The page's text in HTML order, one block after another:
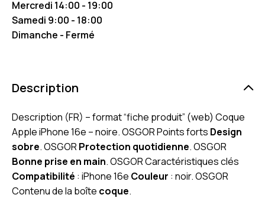
Mercredi 14:00 - 19:00
Samedi 9:00 - 18:00
Dimanche - Fermé
Description
Description (FR) – format “fiche produit” (web) Coque
Apple iPhone 16e – noire. OSGOR Points forts Design
sobre. OSGORProtection quotidienne. OSGOR
Bonne prise en main. OSGOR Caractéristiques clés
Compatibilité : iPhone 16e Couleur : noir. OSGOR
Contenu de la boîte coque.